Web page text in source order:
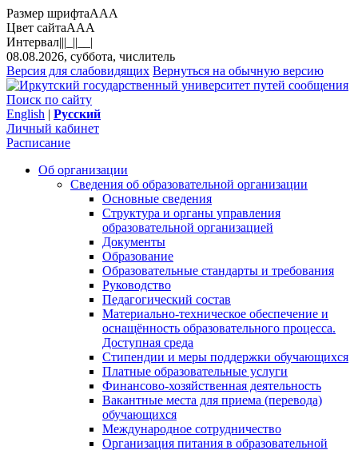
Размер шрифтаAAA
Цвет сайтаAAA
Интервал|||_||__|
08.08.2026, суббота, числитель
Версия для слабовидящих Вернуться на обычную версию
Поиск по сайту
English | Русский
Личный кабинет
Расписание
Об организации
Сведения об образовательной организации
Основные сведения
Структура и органы управления
образовательной организацией
Документы
Образование
Образовательные стандарты и требования
Руководство
Педагогический состав
Материально-техническое обеспечение и
оснащённость образовательного процесса.
Доступная среда
Стипендии и меры поддержки обучающихся
Платные образовательные услуги
Финансово-хозяйственная деятельность
Вакантные места для приема (перевода)
обучающихся
Международное сотрудничество
Организация питания в образовательной